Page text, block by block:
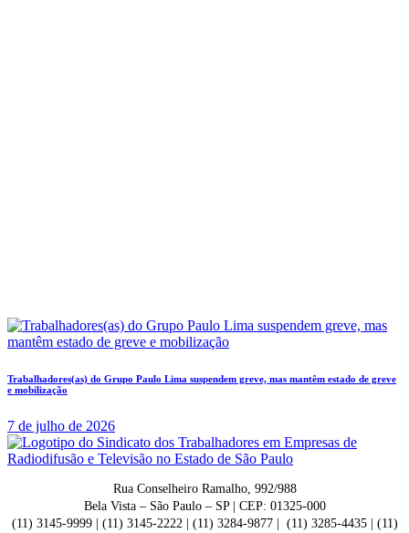
Trabalhadores(as) do Grupo Paulo Lima suspendem greve, mas mantêm estado de greve
e mobilização
7 de julho de 2026
Rua Conselheiro Ramalho, 992/988
Bela Vista – São Paulo – SP | CEP: 01325-000
(11) 3145-9999 | (11) 3145-2222 | (11) 3284-9877 | (11) 3285-4435 | (11)